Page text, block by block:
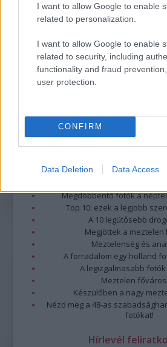
I want to allow Google to enable
related to personalization.
I want to allow Google to enable
related to security, including
functionality and fraud
user protection.
CONFIRM
Data Deletion Data Access
https://kulturpart.hu/api/
Kommentek:
minősülnek, értük aszolgáltatás technikai
nem vállal, azokat nem ellenőrzi. Kifogás esetén
Részletek aFelhasználási feltételekbenés az
Megdöbbentő fotók a
Top 10: ezek a legjobb
A 10 legütősebb
Megjöttek a meztelen
Meztelenség és
A forradalom egy holland
A legizgalmasabb fotók
Meztelen
Készülőben a nagy
Nézd meg a 48-as
fotókat!
Hírlevél